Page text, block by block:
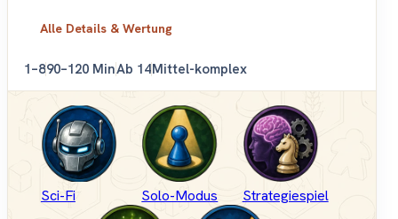
Alle Details & Wertung
1–890–120 MinAb 14Mittel-komplex
Sci-Fi Solo-Modus Strategiespiel